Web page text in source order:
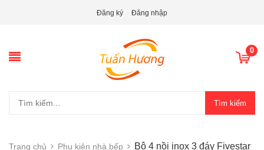
Đăng ký Đăng nhập
0
Tìm kiếm
Trang chủ Phụ kiện nhà bếp Bộ 4 nồi inox 3 đáy Fivestar